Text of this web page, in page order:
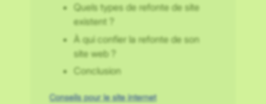
Quels types de refonte de site
existent ?
À qui confier la refonte de son
site web ?
Conclusion
Conseils pour le site internet